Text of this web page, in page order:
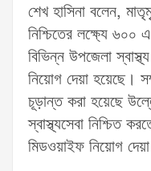
শেখ হাসিনা বলেন,
নিশ্চিতের লক্ষ্যে ৬০০
বিভিন্ন উপজেলা
নিয়োগ দেয়া হয়েছে।
চূড়ান্ত করা হয়েছে
স্বাস্থ্যসেবা নিশ্চিত
মিডওয়াইফ নিয়োগ